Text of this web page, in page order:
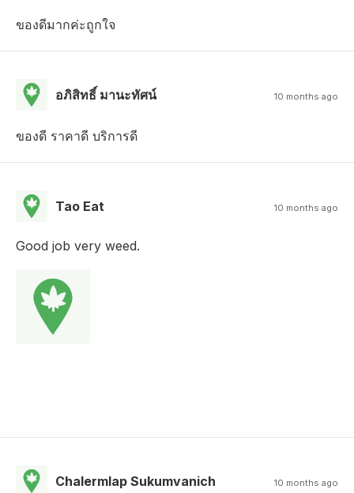
ของดีมากค่ะถูกใจ
อภิสิทธิ์ มานะทัศน์ 10 months ago
ของดี ราคาดี บริการดี
Tao Eat 10 months ago
Good job very weed.
Chalermlap Sukumvanich 10 months ago